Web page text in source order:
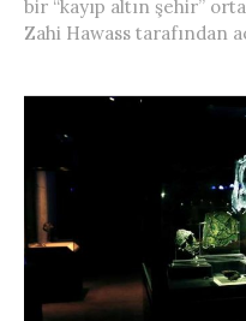
bir “kayıp altın şehir”
Zahi Hawass tarafından